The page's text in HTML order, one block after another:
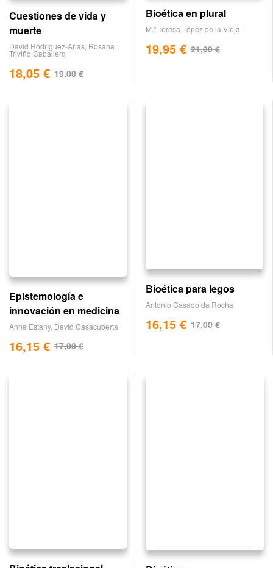
Cuestiones de vida y
muerte
David Rodríguez-Arias Rosana
Triviño Caballero
19,00€
18,05 €
Bioética en plural
M.ª Teresa López de la Vieja
21,00€
19,95 €
Epistemología e
innovación en medicina
Anna Estany, David Casacuberta
17,00€
16,15 €
Bioética para legos
Antonio Casado da Rocha
17,00€
16,15 €